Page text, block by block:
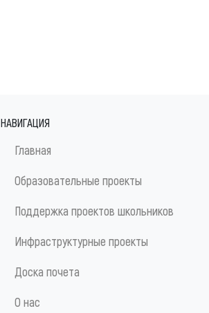
НАВИГАЦИЯ
Главная
Образовательные проекты
Поддержка проектов школьников
Инфраструктурные проекты
Доска почета
О нас